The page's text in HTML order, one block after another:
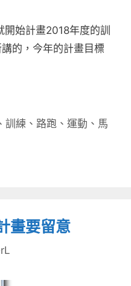
始計畫2018年度的訓
的，今年的計畫目標
訓練 、路跑 、運動 、 馬
畫要留意